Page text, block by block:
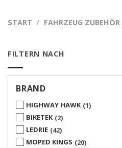
START / FAHRZEUG
FILTERN NACH
BRAND
HIGHWAY HAWK 1
BIKETEK 2
LEDRIE 42
MOPED KINGS
20